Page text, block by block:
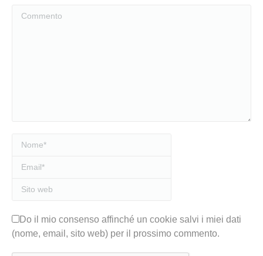
Nome *
Email *
Sito web
Do il mio consenso affinché un cookie salvi i miei dati
(nome, email, sito web) per il prossimo commento.